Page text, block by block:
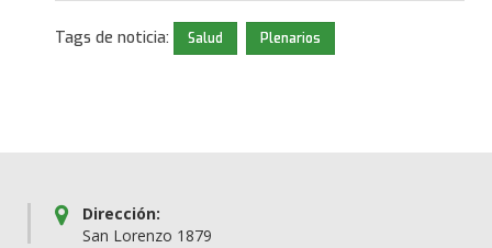
Tags de noticia: Salud Plenarios
Dirección:
San Lorenzo 1879